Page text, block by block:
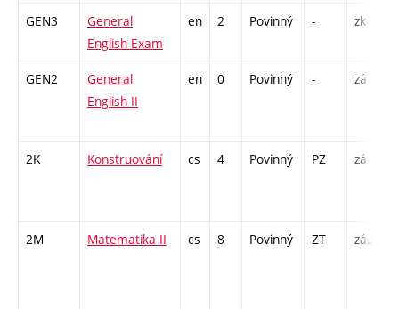
GEN3
General
English Exam
en 2 Povinný - zk
GEN2
General
English II
en 0 Povinný - zá
2K Konstruování cs 4 Povinný PZ zá
2M Matematika II cs 8 Povinný ZT zá,zk